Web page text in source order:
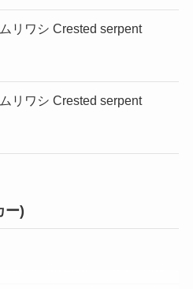
リワシ Crested serpent
リワシ Crested serpent
ー)